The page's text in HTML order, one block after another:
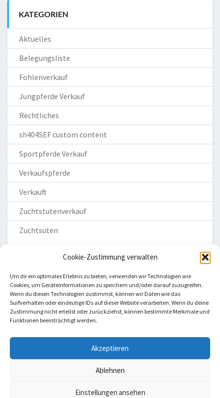
Cookie-Zustimmung verwalten
Um dir ein optimales Erlebnis zu bieten, verwenden wir Technologien wie
Cookies, um Geräteinformationen zu speichern und/oder darauf zuzugreifen.
Wenn du diesen Technologien zustimmst, können wir Daten wie das
Surfverhalten oder eindeutige IDs auf dieser Website verarbeiten. Wenn du deine
Zustimmung nicht erteilst oder zurückziehst, können bestimmte Merkmale und
Funktionen beeinträchtigt werden.
Akzeptieren
Ablehnen
Einstellungen ansehen
KATEGORIEN
Aktuelles
Belegungsliste
Fohlenverkauf
Jungpferde Verkauf
Rechtliches
sh404SEF custom content
Sportpferde Verkauf
Verkaufspferde
Verkauft
Zuchtstutenverkauf
Zuchtsuten
Homepage
Impressum
Cookie-Richtlinie (EU)